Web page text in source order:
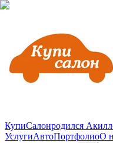
КупиСалонродился
УслугиАвтоПортфолиоО